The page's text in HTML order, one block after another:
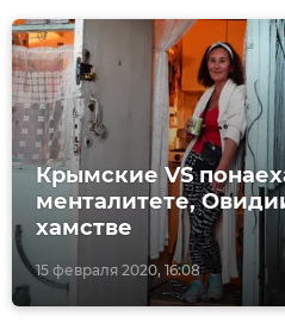
15 февраля 2020, 16:08
Крымские VS
менталитете,
хамстве